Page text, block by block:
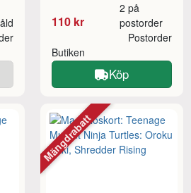
110 kr
2 på
postorder
Butiken
Postorder
Köp
Mängdrabatt